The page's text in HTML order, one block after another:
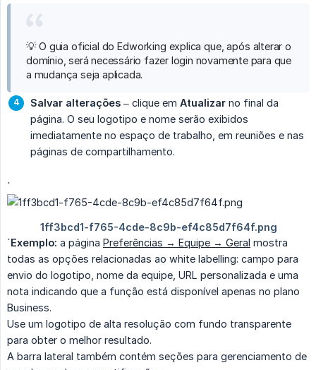
💡 O guia oficial do Edworking explica que, após alterar o
domínio, será necessário fazer login novamente para que
a mudança seja aplicada.
Salvar alterações – clique em Atualizar no final da
página. O seu logotipo e nome serão exibidos
imediatamente no espaço de trabalho, em reuniões e nas
páginas de compartilhamento.
`
`Exemplo: a página Preferências → Equipe → Geral mostra
todas as opções relacionadas ao white labelling: campo para
envio do logotipo, nome da equipe, URL personalizada e uma
nota indicando que a função está disponível apenas no plano
Business.
Use um logotipo de alta resolução com fundo transparente
para obter o melhor resultado.
A barra lateral também contém seções para gerenciamento de